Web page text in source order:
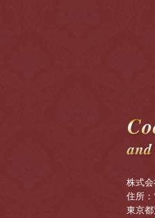
株式
住所
東京